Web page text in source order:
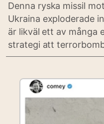
Denna ryska missil
Ukraina exploderade
är likväl ett av många
strategi att